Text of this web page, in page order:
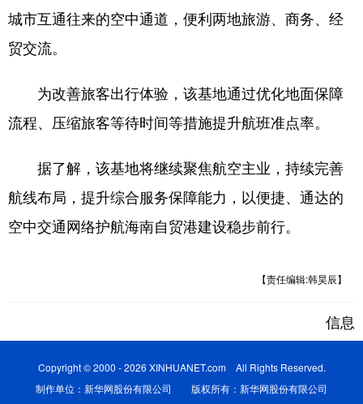
城市互通往来的空中通道，便利两地旅游、商务、经
贸交流。
为改善旅客出行体验，该基地通过优化地面保障
流程、压缩旅客等待时间等措施提升航班准点率。
据了解，该基地将继续聚焦航空主业，持续完善
航线布局，提升综合服务保障能力，以便捷、通达的
空中交通网络护航海南自贸港建设稳步前行。
【责任编辑:韩昊辰】
信息
Copyright © 2000 - 2026 XINHUANET.com All Rights Reserved.
制作单位：新华网股份有限公司 版权所有：新华网股份有限公司